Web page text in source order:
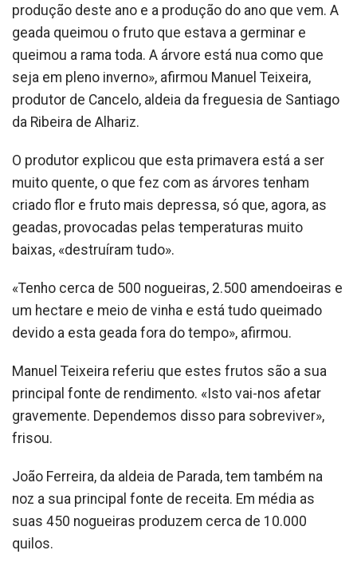
produção deste ano e a produção do ano que vem. A
geada queimou o fruto que estava a germinar e
queimou a rama toda. A árvore está nua como que
seja em pleno inverno», afirmou Manuel Teixeira,
produtor de Cancelo, aldeia da freguesia de Santiago
da Ribeira de Alhariz.
O produtor explicou que esta primavera está a ser
muito quente, o que fez com as árvores tenham
criado flor e fruto mais depressa, só que, agora, as
geadas, provocadas pelas temperaturas muito
baixas, «destruíram tudo».
«Tenho cerca de 500 nogueiras, 2.500 amendoeiras e
um hectare e meio de vinha e está tudo queimado
devido a esta geada fora do tempo», afirmou.
Manuel Teixeira referiu que estes frutos são a sua
principal fonte de rendimento. «Isto vai-nos afetar
gravemente. Dependemos disso para sobreviver»,
frisou.
João Ferreira, da aldeia de Parada, tem também na
noz a sua principal fonte de receita. Em média as
suas 450 nogueiras produzem cerca de 10.000
quilos.